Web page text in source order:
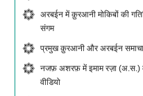
अरबईन में क़ुरआनी मोकिबों की
संगम
प्रमुख क़ुरआनी और अरबईन
नजफ़ अशरफ़ में इमाम रज़ा (अ.स.)
वीडियो